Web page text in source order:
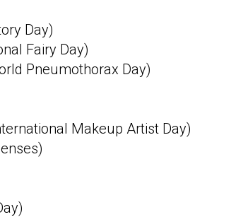
Day)
Fairy Day)
Pneumothorax Day)
Makeup Artist Day)